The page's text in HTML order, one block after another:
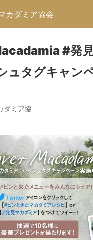
カダミア協会
#発
ュタグキャン
ダミア協